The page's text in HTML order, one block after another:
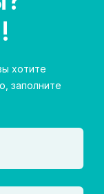
хотите
заполните